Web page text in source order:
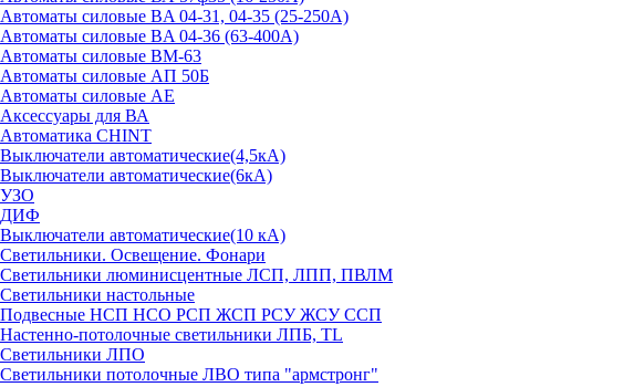
Автоматы силовые BA 04-31, 04-35 (25-250А)
Автоматы силовые BA 04-36 (63-400А)
Автоматы силовые ВМ-63
Автоматы силовые АП 50Б
Автоматы силовые АЕ
Аксессуары для ВА
Автоматика CHINT
Выключатели автоматические(4,5кА)
Выключатели автоматические(6кА)
УЗО
ДИФ
Выключатели автоматические(10 кА)
Светильники. Освещение. Фонари
Светильники люминисцентные ЛСП, ЛПП, ПВЛМ
Светильники настольные
Подвесные НСП НСО РСП ЖСП РСУ ЖСУ ССП
Настенно-потолочные светильники ЛПБ, TL
Светильники ЛПО
Светильники потолочные ЛВО типа "армстронг"